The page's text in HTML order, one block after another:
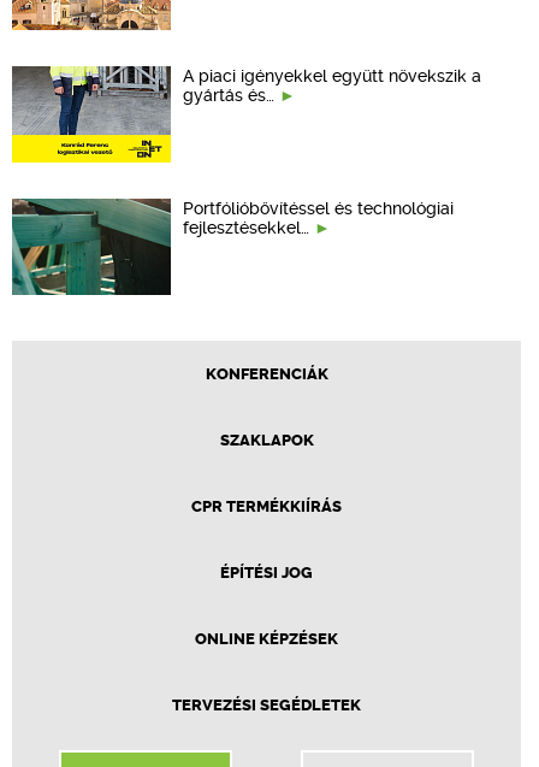
A piaci igényekkel együtt növekszik a
gyártás és…
Portfólióbővítéssel és technológiai
fejlesztésekkel…
KONFERENCIÁK
SZAKLAPOK
CPR TERMÉKKIÍRÁS
ÉPÍTÉSI JOG
ONLINE KÉPZÉSEK
TERVEZÉSI SEGÉDLETEK